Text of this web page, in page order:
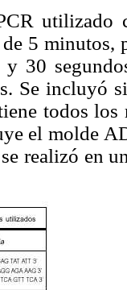
5 minutos,
y 30
Se incluyó
todos los
el molde
realizó en